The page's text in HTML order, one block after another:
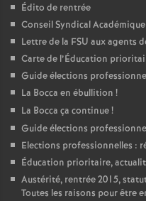
Édito de rentrée
Conseil Syndical
Lettre de la FSU aux agents
Carte de l’Éducation
Guide élections
La Bocca en ébullition !
La Bocca ça continue!
Guide élections
Elections professionnelles :
Éducation prioritaire,
Austérité, rentrée 2015,
Toutes les raisons pour être